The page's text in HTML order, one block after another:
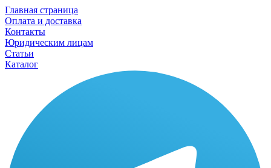
Главная страница
Оплата и доставка
Контакты
Юридическим лицам
Статьи
Каталог